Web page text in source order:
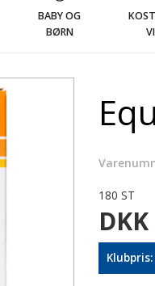
BABY OG
BØRN
180 ST
Klubpris: